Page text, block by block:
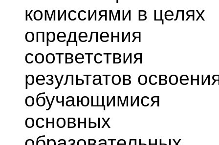
комиссиями в целях
определения
соответствия
результатов
обучающимися
основных